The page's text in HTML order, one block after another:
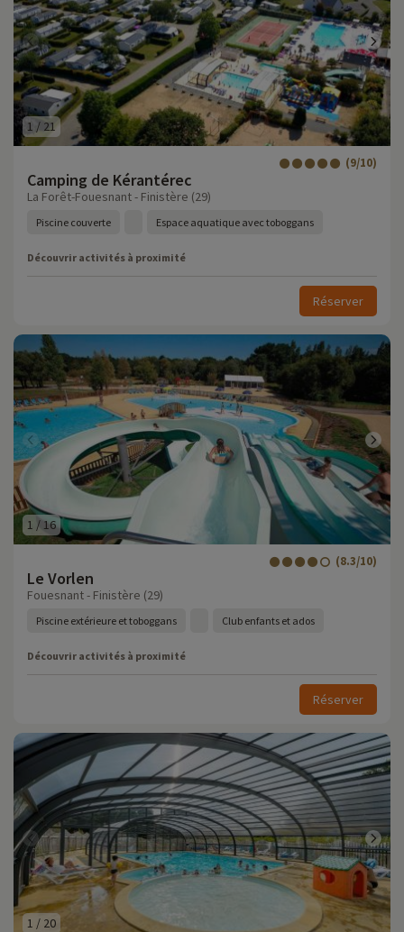
1 / 21
Camping de Kérantérec
(9/10)
La Forêt-Fouesnant - Finistère (29)
Piscine couverte Espace aquatique avec toboggans
Découvrir activités à proximité
Réserver
1 /16
Le Vorlen
(8.3/10)
Fouesnant - Finistère (29)
Piscine extérieure et toboggans Club enfants et ados
Découvrir activités à proximité
Réserver
1 / 20